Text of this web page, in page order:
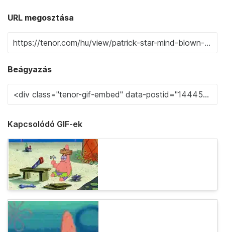
URL megosztása
Beágyazás
Kapcsolódó GIF-ek